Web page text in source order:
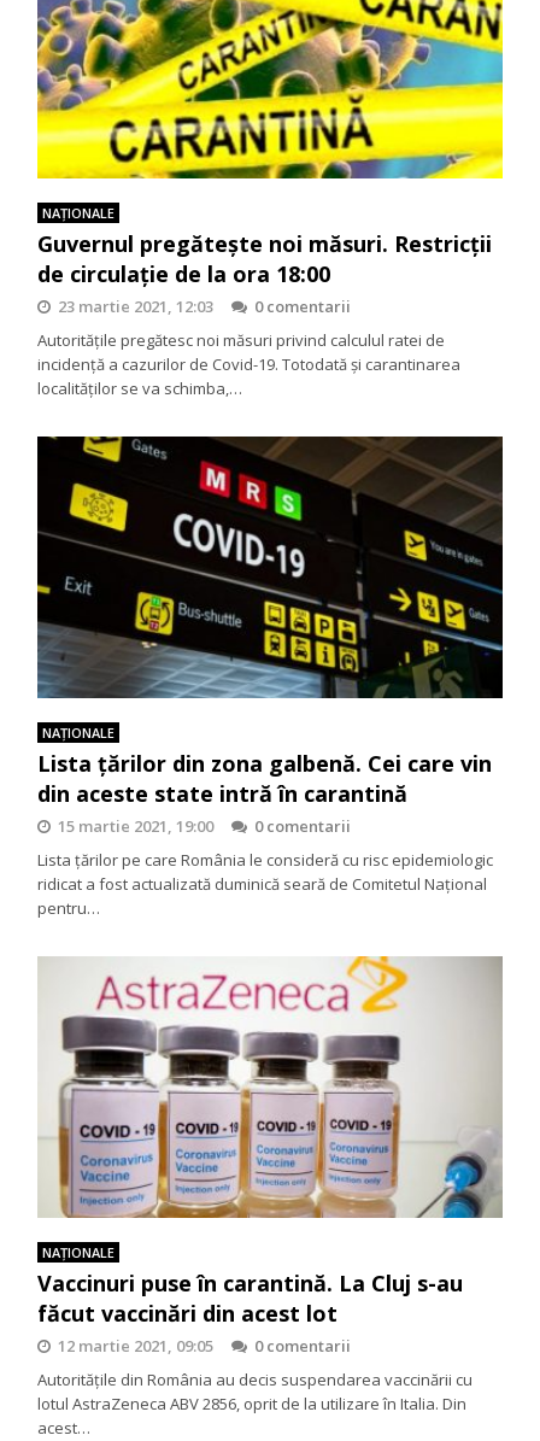
NAŢIONALE
Guvernul pregătește noi măsuri. Restricții
de circulație de la ora 18:00
23 martie 2021, 12:03
0 comentarii
Autoritățile pregătesc noi măsuri privind calculul ratei de
incidență a cazurilor de Covid-19. Totodată și carantinarea
localităților se va schimba,…
NAŢIONALE
Lista țărilor din zona galbenă. Cei care vin
din aceste state intră în carantină
15 martie 2021, 19:00
0 comentarii
Lista țărilor pe care România le consideră cu risc epidemiologic
ridicat a fost actualizată duminică seară de Comitetul Național
pentru…
NAŢIONALE
Vaccinuri puse în carantină. La Cluj s-au
făcut vaccinări din acest lot
12 martie 2021, 09:05
0 comentarii
Autoritățile din România au decis suspendarea vaccinării cu
lotul AstraZeneca ABV 2856, oprit de la utilizare în Italia. Din
acest…